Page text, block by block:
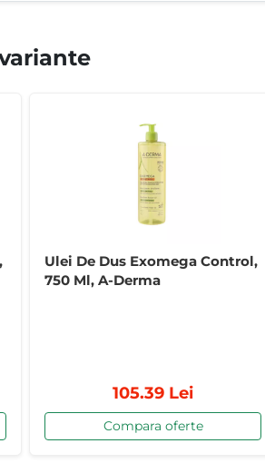
Ulei De Dus Exomega Control,
750 Ml, A-Derma
105.39 Lei
Compara oferte